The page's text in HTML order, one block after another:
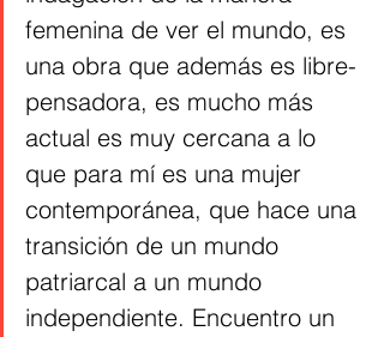
femenina de ver el mundo, es
una obra que además es libre-
pensadora, es mucho más
actual es muy cercana a lo
que para mí es una mujer
contemporánea, que hace una
transición de un mundo
patriarcal a un mundo
independiente. Encuentro un